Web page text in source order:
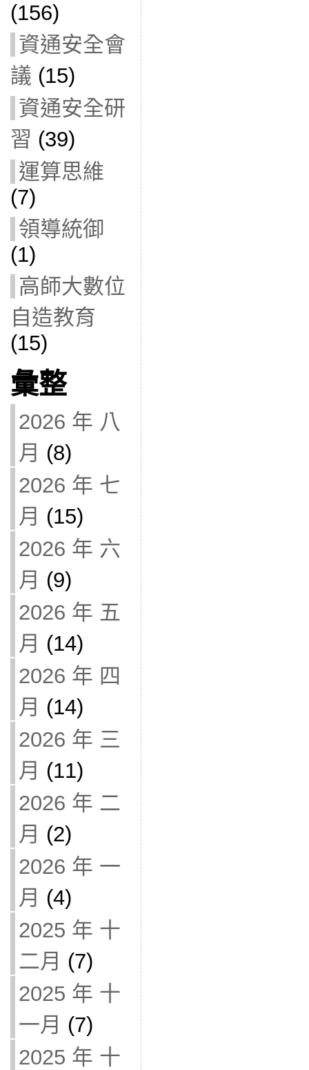
(156)
資通安全會
議 (15)
資通安全研
習 (39)
運算思維
(7)
領導統御
(1)
高師大數位
自造教育
(15)
彙整
2026 年 八
月 (8)
2026 年 七
月 (15)
2026 年 六
月 (9)
2026 年 五
月 (14)
2026 年 四
月 (14)
2026 年 三
月 (11)
2026 年 二
月 (2)
2026 年 一
月 (4)
2025 年 十
二月 (7)
2025 年 十
一月 (7)
2025 年 十